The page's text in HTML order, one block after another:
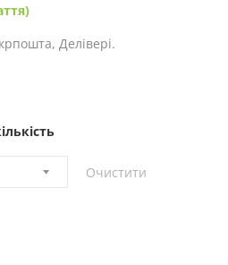
Делівері.
Очистити